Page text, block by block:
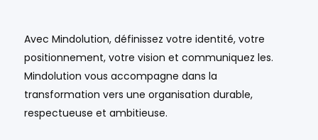
Avec Mindolution, définissez votre identité, votre
positionnement, votre vision et communiquez les.
Mindolution vous accompagne dans la
transformation vers une organisation durable,
respectueuse et ambitieuse.